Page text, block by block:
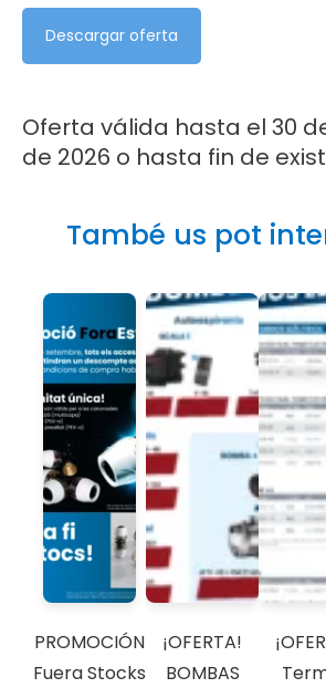
Descargar oferta
Oferta válida hasta el 30
de 2026 o hasta fin de
També us pot
PROMOCIÓN
Fuera Stocks
¡OFERTA!
BOMBAS